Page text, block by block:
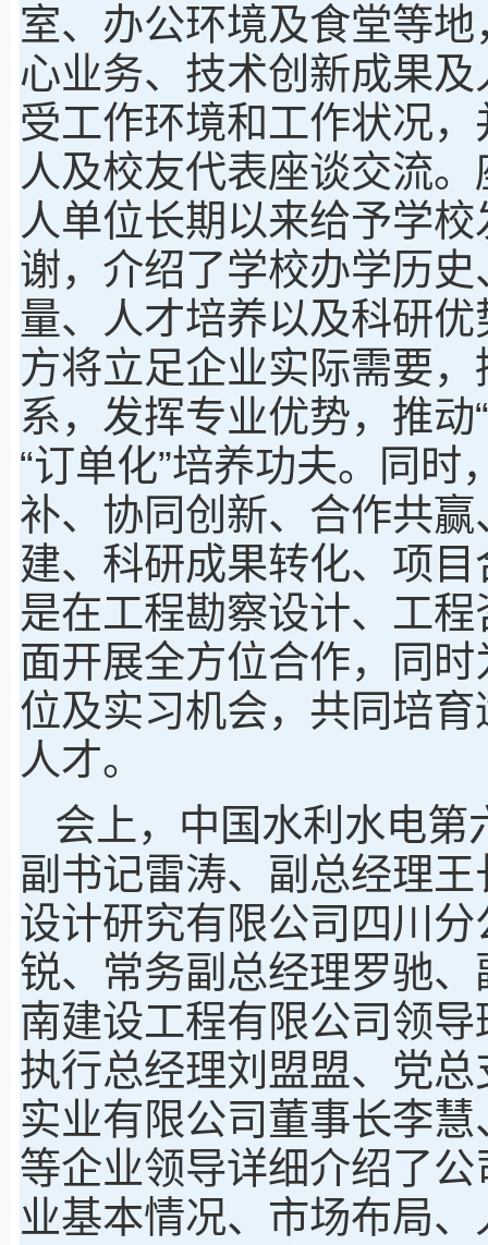
室、办公环境及食堂等
心业务、技术创新成果
受工作环境和工作状况
人及校友代表座谈交流
人单位长期以来给予学
谢，介绍了学校办学历
量、人才培养以及科研
方将立足企业实际需要
系，发挥专业优势，推
“订单化”培养功夫。同时
补、协同创新、合作共
建、科研成果转化、项
是在工程勘察设计、工
面开展全方位合作，同
位及实习机会，共同培
人才。
会上，中国水利水电
副书记雷涛、副总经理
设计研究有限公司四川
锐、常务副总经理罗驰
南建设工程有限公司领
执行总经理刘盟盟、党
实业有限公司董事长李
等企业领导详细介绍了
业基本情况、市场布局